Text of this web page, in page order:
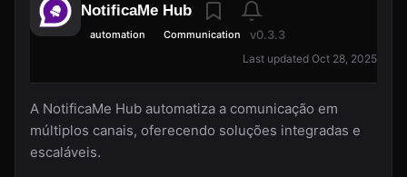
NotificaMe Hub
automation Communication v0.3.3
Last updated Oct 28, 2025
A NotificaMe Hub automatiza a comunicação em
múltiplos canais, oferecendo soluções integradas e
escaláveis.